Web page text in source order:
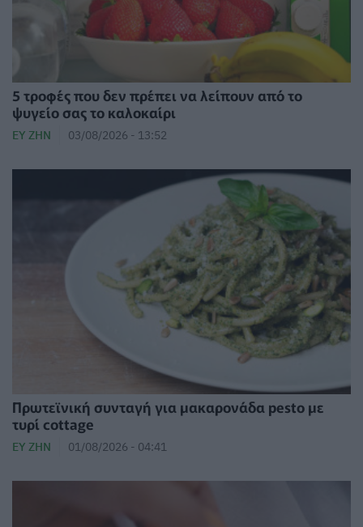
5 τροφές που δεν πρέπει να λείπουν από το
ψυγείο σας το καλοκαίρι
ΕΥ ΖΗΝ 03/08/2026 - 13:52
Πρωτεϊνική συνταγή για μακαρονάδα pesto με
τυρί cottage
ΕΥ ΖΗΝ 01/08/2026 - 04:41